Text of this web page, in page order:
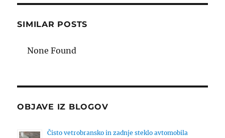
SIMILAR POSTS
None Found
OBJAVE IZ BLOGOV
Čisto vetrobransko in zadnje steklo avtomobila